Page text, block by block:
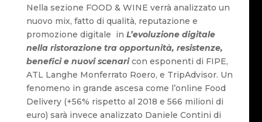
Nella sezione FOOD & WINE verrà analizzato un
nuovo mix, fatto di qualità, reputazione e
promozione digitale in L’evoluzione digitale
nella ristorazione tra opportunità, resistenze,
benefici e nuovi scenaricon esponenti di FIPE,
ATL Langhe Monferrato Roero, e TripAdvisor. Un
fenomeno in grande ascesa come l’online Food
Delivery (+56% rispetto al 2018 e 566 milioni di
euro) sarà invece analizzato Daniele Contini di